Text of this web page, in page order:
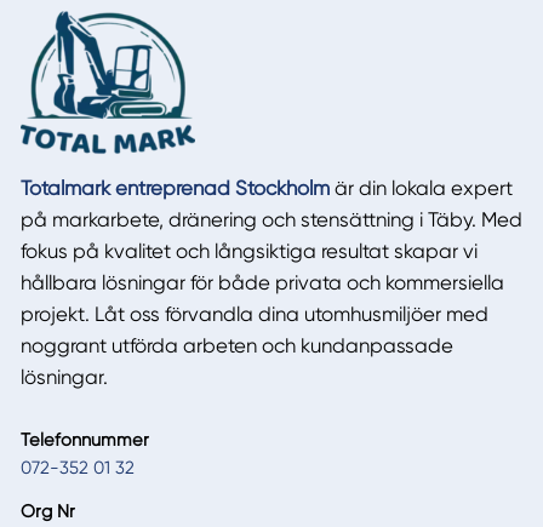
Totalmark entreprenad Stockholmär din lokala expert
på markarbete, dränering och stensättning i Täby. Med
fokus på kvalitet och långsiktiga resultat skapar vi
hållbara lösningar för både privata och kommersiella
projekt. Låt oss förvandla dina utomhusmiljöer med
noggrant utförda arbeten och kundanpassade
lösningar.
Telefonnummer
072-352 01 32
Org Nr